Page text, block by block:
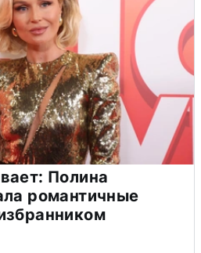
Полина
романтичные